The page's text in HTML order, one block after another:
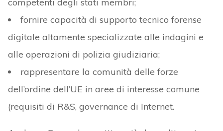
fornire capacità di supporto tecnico forense
digitale altamente specializzate alle indagini e
alle operazioni di polizia giudiziaria;
rappresentare la comunità delle forze
dell’ordine dell’UE in aree di interesse comune
(requisiti di R&S, governance di Internet.